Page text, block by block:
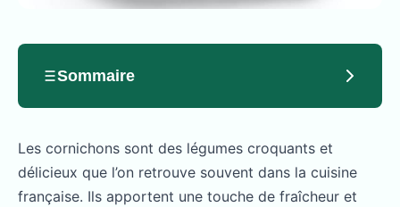
Sommaire
Les cornichons sont des légumes croquants et
délicieux que l’on retrouve souvent dans la cuisine
française. Ils apportent une touche de fraîcheur et